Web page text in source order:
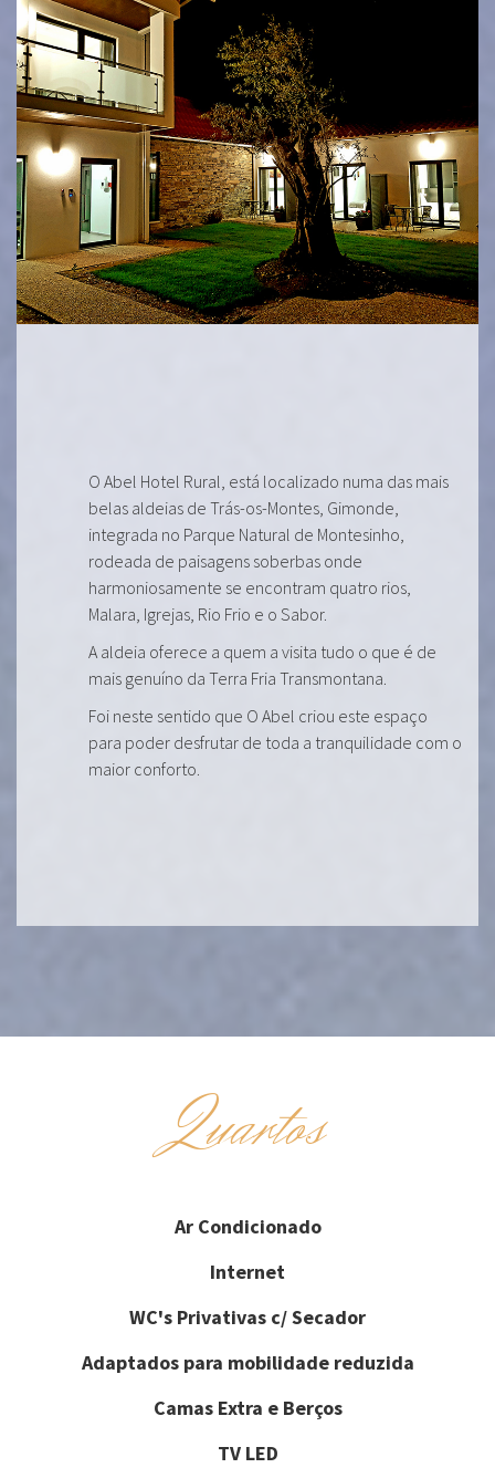
O Abel Hotel Rural, está localizado numa das mais
belas aldeias de Trás-os-Montes, Gimonde,
integrada no Parque Natural de Montesinho,
rodeada de paisagens soberbas onde
harmoniosamente se encontram quatro rios,
Malara, Igrejas, Rio Frio e o Sabor.
A aldeia oferece a quem a visita tudo o que é de
mais genuíno da Terra Fria Transmontana.
Foi neste sentido que O Abel criou este espaço
para poder desfrutar de toda a tranquilidade com o
maior conforto.
Quartos
Ar Condicionado
Internet
WC's Privativas c/ Secador
Adaptados para mobilidade reduzida
Camas Extra e Berços
TV LED